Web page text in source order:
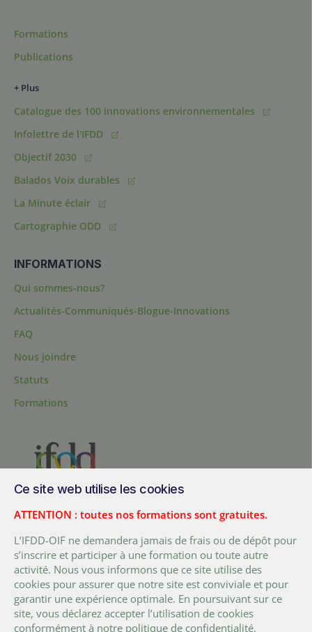
Formations
Publications
+ Plus
Catalogue des 100 innovations environnementales
Infolettre de l'IFDD
Objectif 2030
Balados Voix durables
La Minute éclair
Cartographie ODD
INFORMATIONS
Qui sommes-nous?
Actualités-Communiqués-Blogue-Innovations
FAQ
Nous joindre
Statuts
Formations
200, chemin Sainte-Foy, bureau 1.40, Québec, Québec, G1R 1T3,
Canada
Tél. :+ (1) 418 692 5727
Fax :+ (1) 418 692 5644
FACEBOOKLINKEDINTWITTERYOUTUBE
Ce site web utilise les cookies
ATTENTION : toutes nos formations sont gratuites.
L’IFDD-OIF ne demandera jamais de frais ou de dépôt pour
s’inscrire et participer à une formation ou toute autre
activité. Nous vous informons que ce site utilise des
cookies pour assurer que notre site est conviviale et pour
garantir une expérience optimale. En poursuivant sur ce
site, vous déclarez accepter l’utilisation de cookies
conformément à notre politique de confidentialité.